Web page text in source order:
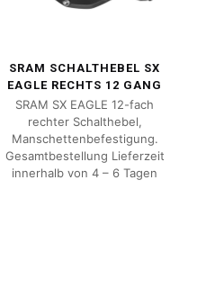
SRAM SCHALTHEBEL SX
EAGLE RECHTS 12 GANG
SRAM SX EAGLE 12-fach
rechter Schalthebel,
Manschettenbefestigung.
Gesamtbestellung Lieferzeit
innerhalb von 4 – 6 Tagen